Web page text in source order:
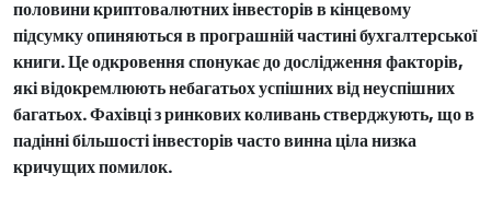
половини криптовалютних інвесторів в кінцевому
підсумку опиняються в програшній частині бухгалтерської
книги. Це одкровення спонукає до дослідження факторів,
які відокремлюють небагатьох успішних від неуспішних
багатьох. Фахівці з ринкових коливань стверджують, що в
падінні більшості інвесторів часто винна ціла низка
кричущих помилок.